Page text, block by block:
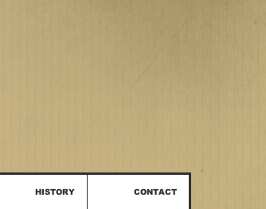
HISTORY CONTACT